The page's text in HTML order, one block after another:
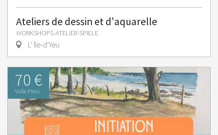
Ateliers de dessin et d'aquarelle
WORKSHOPS-ATELIER-SPIELE
L' Île-d'Yeu
70 €
Volle Preis